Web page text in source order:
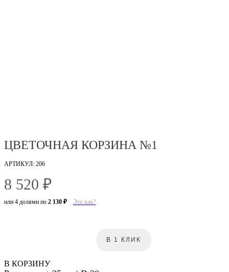
ЦВЕТОЧНАЯ КОРЗИНА №1
АРТИКУЛ: 206
8 520 ₽
или 4 долями по 2 130 ₽ Это как?
В КОРЗИНУ
В 1 КЛИК